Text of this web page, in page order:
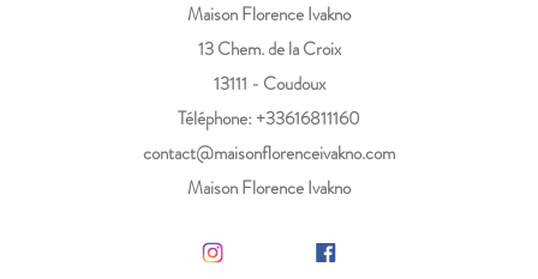
Maison Florence Ivakno
13 Chem. de la Croix
13111 - Coudoux
Téléphone: +33616811160
contact@maisonflorenceivakno.com
Maison Florence Ivakno